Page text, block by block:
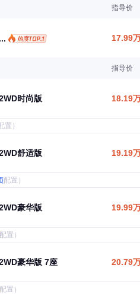
指导价
17.99
指导价
时尚版 18.19
置）
舒适版 19.19
配置）
豪华版 19.99
配置）
豪华版 7座 20.79
配置）